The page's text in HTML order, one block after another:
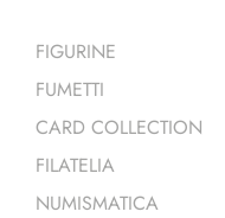
FIGURINE
FUMETTI
CARD COLLECTION
FILATELIA
NUMISMATICA